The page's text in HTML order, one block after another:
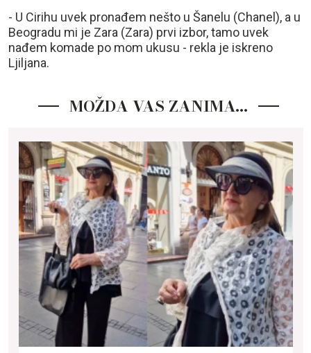
- U Cirihu uvek pronađem nešto u Šanelu (Chanel), a u
Beogradu mi je Zara (Zara) prvi izbor, tamo uvek
nađem komade po mom ukusu - rekla je iskreno
Ljiljana.
MOŽDA VAS ZANIMA…